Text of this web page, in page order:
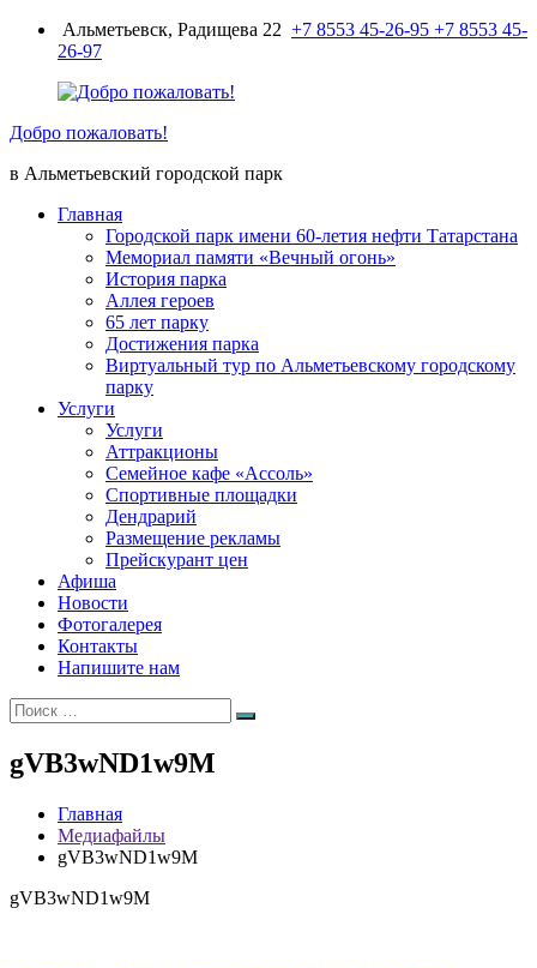
ПерейтиАльметьевск, Радищева 22 +7 8553 45-26-95 +7 8553 45-
26-97
Добро пожаловать!
в Альметьевский городской парк
Главная
Городской парк имени 60-летия нефти Татарстана
Мемориал памяти «Вечный огонь»
История парка
Аллея героев
65 лет парку
Достижения парка
Виртуальный тур по Альметьевскому городскому
парку
Услуги
Услуги
Аттракционы
Семейное кафе «Ассоль»
Спортивные площадки
Дендрарий
Размещение рекламы
Прейскурант цен
Афиша
Новости
Фотогалерея
Контакты
Напишите нам
Искать:
Поиск
gVB3wND1w9M
Главная
Медиафайлы
gVB3wND1w9M
gVB3wND1w9M